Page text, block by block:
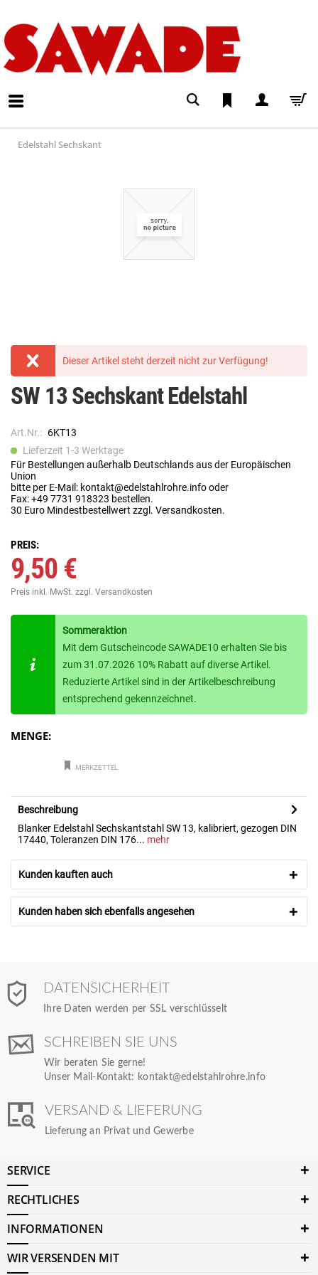
Edelstahl Sechskant
Dieser Artikel steht derzeit nicht zur Verfügung!
SW 13 Sechskant Edelstahl
Art.Nr.: 6KT13
Lieferzeit 1-3 Werktage
Für Bestellungen außerhalb Deutschlands aus der Europäischen
Union
bitte per E-Mail: kontakt@edelstahlrohre.info oder
Fax: +49 7731 918323 bestellen.
30 Euro Mindestbestellwert zzgl. Versandkosten.
PREIS:
9,50 €
Preis inkl. MwSt. zzgl. Versandkosten
Sommeraktion
Mit dem Gutscheincode SAWADE10 erhalten Sie bis
zum 31.07.2026 10% Rabatt auf diverse Artikel.
Reduzierte Artikel sind in der Artikelbeschreibung
entsprechend gekennzeichnet.
MENGE:
MERKZETTEL
Beschreibung
Blanker Edelstahl Sechskantstahl SW 13, kalibriert, gezogen DIN
17440, Toleranzen DIN 176... mehr
Kunden kauften auch
Kunden haben sich ebenfalls angesehen
DATENSICHERHEIT
Ihre Daten werden per SSL verschlüsselt
SCHREIBEN SIE UNS
Wir beraten Sie gerne!
Unser Mail-Kontakt: kontakt@edelstahlrohre.info
VERSAND & LIEFERUNG
Lieferung an Privat und Gewerbe
SERVICE
RECHTLICHES
INFORMATIONEN
WIR VERSENDEN MIT